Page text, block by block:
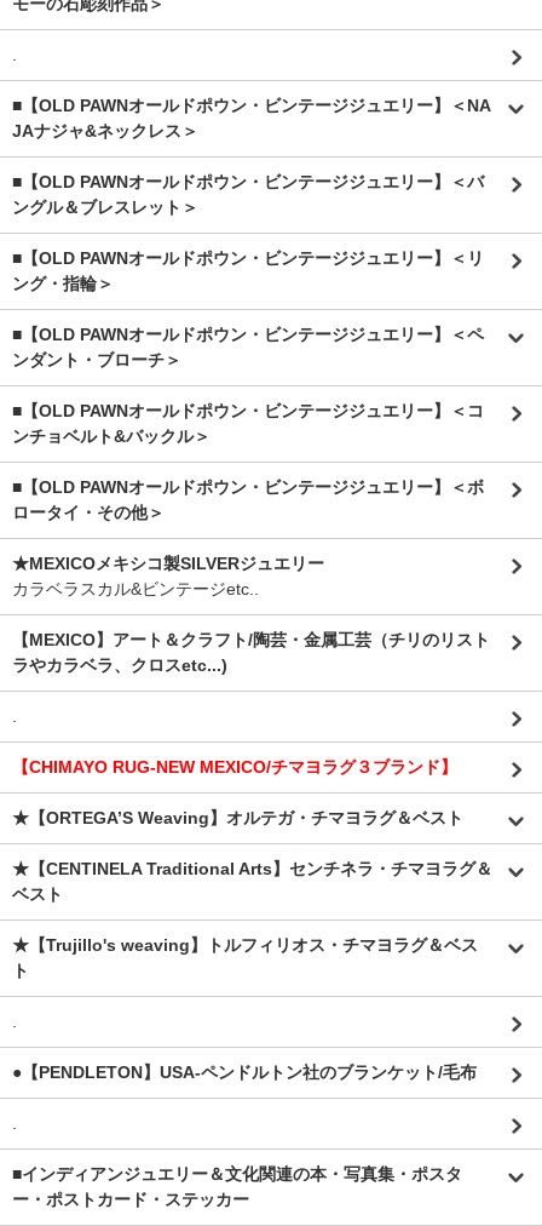
■【OLD PAWNオールドポウン・ビンテージジュエリー】＜NA
JAナジャ&ネックレス＞
■【OLD PAWNオールドポウン・ビンテージジュエリー】＜バ
ングル＆ブレスレット＞
■【OLD PAWNオールドポウン・ビンテージジュエリー】＜リ
ング・指輪＞
■【OLD PAWNオールドポウン・ビンテージジュエリー】＜ペ
ンダント・ブローチ＞
■【OLD PAWNオールドポウン・ビンテージジュエリー】＜コ
ンチョベルト&バックル＞
■【OLD PAWNオールドポウン・ビンテージジュエリー】＜ボ
ロータイ・その他＞
★MEXICOメキシコ製SILVERジュエリー
カラベラスカル&ビンテージetc..
【MEXICO】アート＆クラフト/陶芸・金属工芸（チリのリスト
ラやカラベラ、クロスetc...)
【CHIMAYO RUG-NEW MEXICO/チマヨラグ３ブランド】
★【ORTEGA’S Weaving】オルテガ・チマヨラグ＆ベスト
★【CENTINELA Traditional Arts】センチネラ・チマヨラグ＆
ベスト
★【Trujillo's weaving】トルフィリオス・チマヨラグ＆ベス
ト
●【PENDLETON】USA-ペンドルトン社のブランケット/毛布
■インディアンジュエリー＆文化関連の本・写真集・ポスタ
ー・ポストカード・ステッカー